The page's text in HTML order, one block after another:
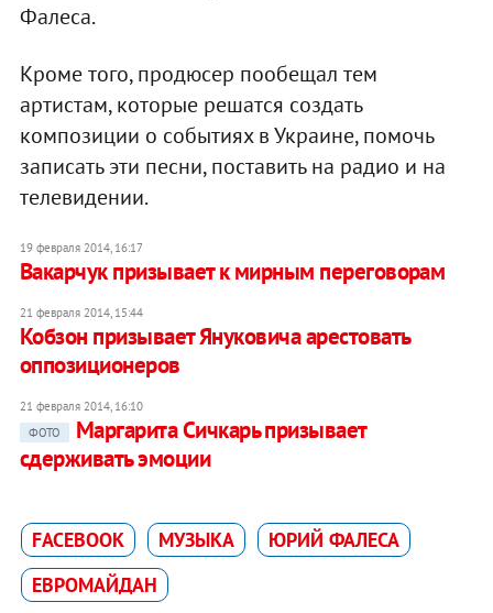
Фалеса.
Кроме того, продюсер пообещал тем
артистам, которые решатся создать
композиции о событиях в Украине, помочь
записать эти песни, поставить на радио и на
телевидении.
19 февраля 2014, 16:17
Вакарчук призывает к мирным переговорам
21 февраля 2014, 15:44
Кобзон призывает Януковича арестовать
оппозиционеров
21 февраля 2014, 16:10
ФОТО
Маргарита Сичкарь призывает
сдерживать эмоции
FACEBOOK МУЗЫКА
ЮРИЙ ФАЛЕСА
ЕВРОМАЙДАН